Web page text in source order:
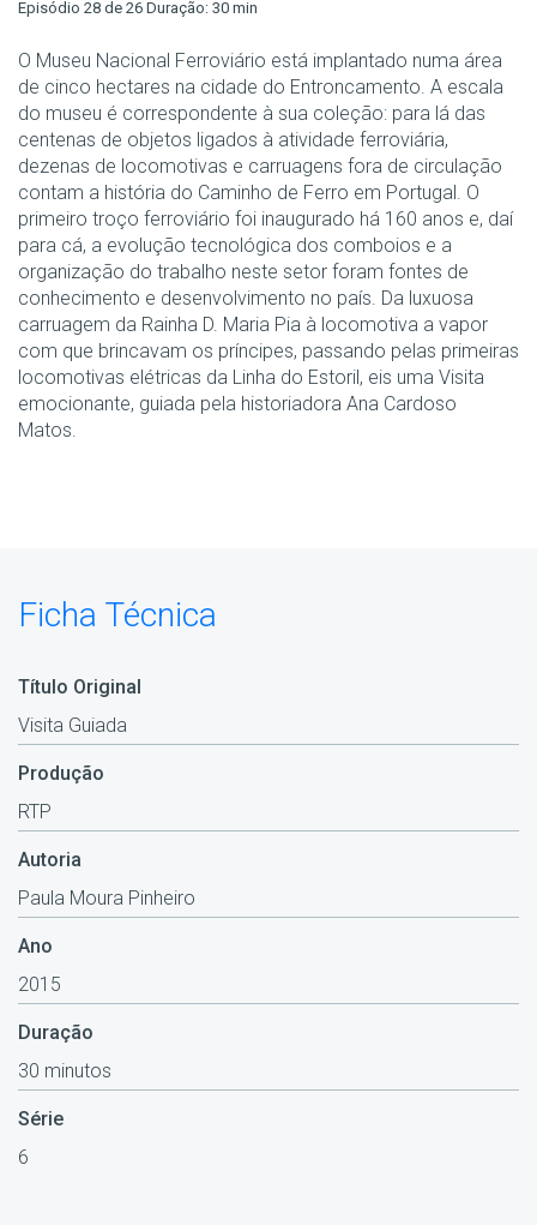
Episódio 28 de 26 Duração: 30 min
O Museu Nacional Ferroviário está implantado numa área
de cinco hectares na cidade do Entroncamento. A escala
do museu é correspondente à sua coleção: para lá das
centenas de objetos ligados à atividade ferroviária,
dezenas de locomotivas e carruagens fora de circulação
contam a história do Caminho de Ferro em Portugal. O
primeiro troço ferroviário foi inaugurado há 160 anos e, daí
para cá, a evolução tecnológica dos comboios e a
organização do trabalho neste setor foram fontes de
conhecimento e desenvolvimento no país. Da luxuosa
carruagem da Rainha D. Maria Pia à locomotiva a vapor
com que brincavam os príncipes, passando pelas primeiras
locomotivas elétricas da Linha do Estoril, eis uma Visita
emocionante, guiada pela historiadora Ana Cardoso
Matos.
Ficha Técnica
Título Original
Visita Guiada
Produção
RTP
Autoria
Paula Moura Pinheiro
Ano
2015
Duração
30 minutos
Série
6